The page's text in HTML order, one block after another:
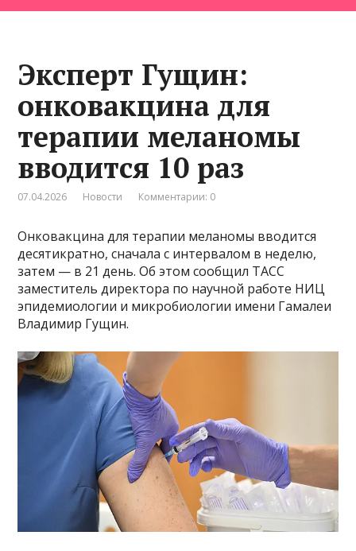
Эксперт Гущин:
онковакцина для
терапии меланомы
вводится 10 раз
07.04.2026 Новости Комментарии: 0
Онковакцина для терапии меланомы вводится
десятикратно, сначала с интервалом в неделю,
затем — в 21 день. Об этом сообщил ТАСС
заместитель директора по научной работе НИЦ
эпидемиологии и микробиологии имени Гамалеи
Владимир Гущин.